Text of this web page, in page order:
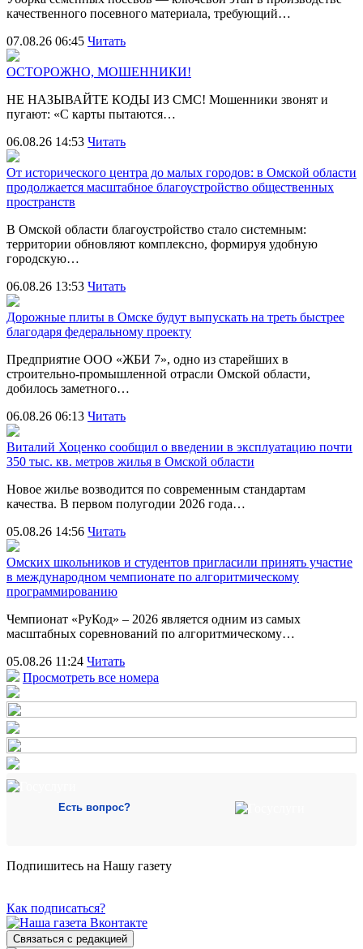
качественного посевного материала, требующий…
07.08.26 06:45 Читать
ОСТОРОЖНО, МОШЕННИКИ!
НЕ НАЗЫВАЙТЕ КОДЫ ИЗ СМС! Мошенники звонят и
пугают: «С карты пытаются…
06.08.26 14:53 Читать
От исторического центра до малых городов: в Омской области
продолжается масштабное благоустройство общественных
пространств
В Омской области благоустройство стало системным:
территории обновляют комплексно, формируя удобную
городскую…
06.08.26 13:53 Читать
Дорожные плиты в Омске будут выпускать на треть быстрее
благодаря федеральному проекту
Предприятие ООО «ЖБИ 7», одно из старейших в
строительно‑промышленной отрасли Омской области,
добилось заметного…
06.08.26 06:13 Читать
Виталий Хоценко сообщил о введении в эксплуатацию почти
350 тыс. кв. метров жилья в Омской области
Новое жилье возводится по современным стандартам
качества. В первом полугодии 2026 года…
05.08.26 14:56 Читать
Омских школьников и студентов пригласили принять участие
в международном чемпионате по алгоритмическому
программированию
Чемпионат «РуКод» – 2026 является одним из самых
масштабных соревнований по алгоритмическому…
05.08.26 11:24 Читать
Просмотреть все номера
Есть вопрос?
Подпишитесь на Нашу газету
Как подписаться?
Связаться с редакцией